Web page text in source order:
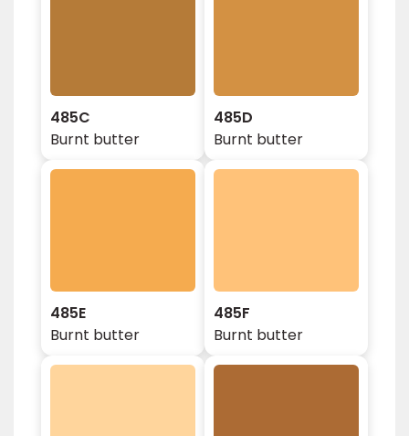
485C
Burnt butter
485D
Burnt butter
485E
Burnt butter
485F
Burnt butter